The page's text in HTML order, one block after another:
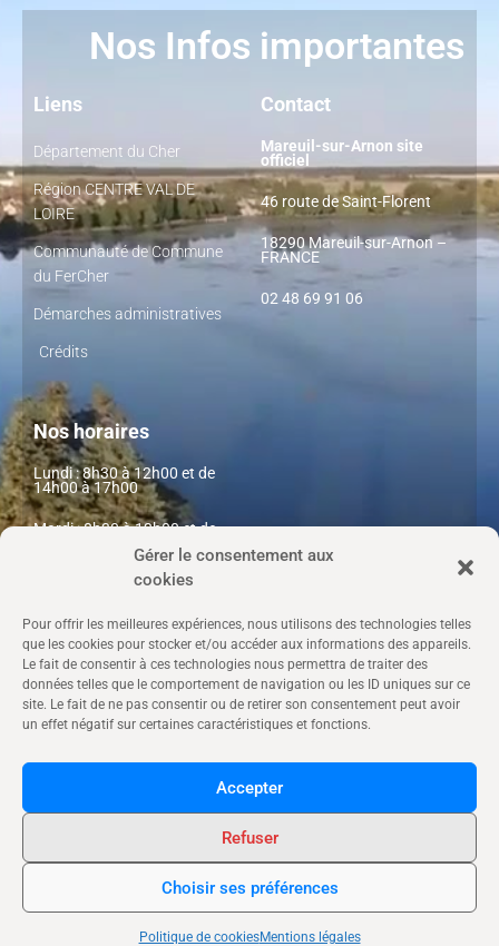
Gérer le consentement aux
cookies
Pour offrir les meilleures expériences, nous utilisons des technologies telles
que les cookies pour stocker et/ou accéder aux informations des appareils.
Le fait de consentir à ces technologies nous permettra de traiter des
données telles que le comportement de navigation ou les ID uniques sur ce
site. Le fait de ne pas consentir ou de retirer son consentement peut avoir
un effet négatif sur certaines caractéristiques et fonctions.
Accepter
Refuser
Choisir ses préférences
Politique de cookiesMentions légales
Nos Infos importantes
Liens
Département du Cher
Région CENTRE VAL DE
LOIRE
Communauté de Commune
du FerCher
Démarches administratives
Crédits
Contact
Mareuil-sur-Arnon site
officiel
46 route de Saint-Florent
18290 Mareuil-sur-Arnon –
FRANCE
02 48 69 91 06
Nos horaires
Lundi : 8h30 à 12h00 et de
14h00 à 17h00
Mardi : 8h30 à 12h00 et de
Mercredi : 08h30 à 12h00
Jeudi : 8h30 à 12h00 et de
14h à 17h00
Vendredi : 8h30 à 12h00 et de
14h00 à 17h00
Samedi : 10h00 à 12h00
© Tous droits réservés - Mentions légales
Copyright 2023 © laroutedunet.fr